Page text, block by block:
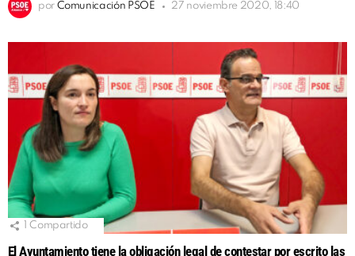
por Comunicación PSOE 27 noviembre 2020, 18:40
Compartido
El Ayuntamiento tiene la obligación legal de contestar por escrito las